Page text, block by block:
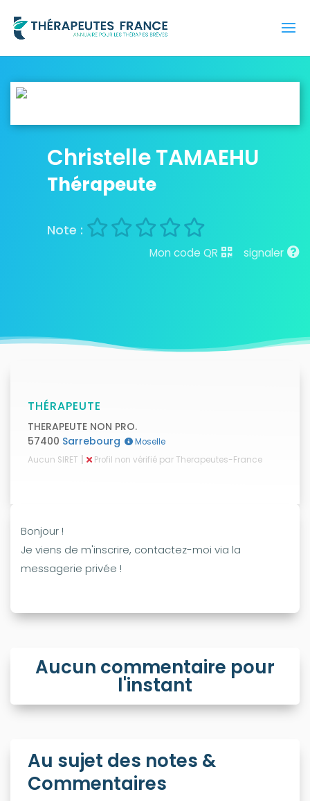
Christelle TAMAEHU
Thérapeute
signaler
Mon code QR
THÉRAPEUTE
THERAPEUTE NON PRO.
57400 Sarrebourg
Moselle
Aucun SIRET | Profil non vérifié par Therapeutes-France
Bonjour !
Je viens de m'inscrire, contactez-moi via la
messagerie privée !
Aucun commentaire pour
l'instant
Au sujet des notes &
Commentaires